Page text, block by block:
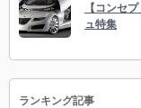
【コンセ
ュ特集
ランキング記事